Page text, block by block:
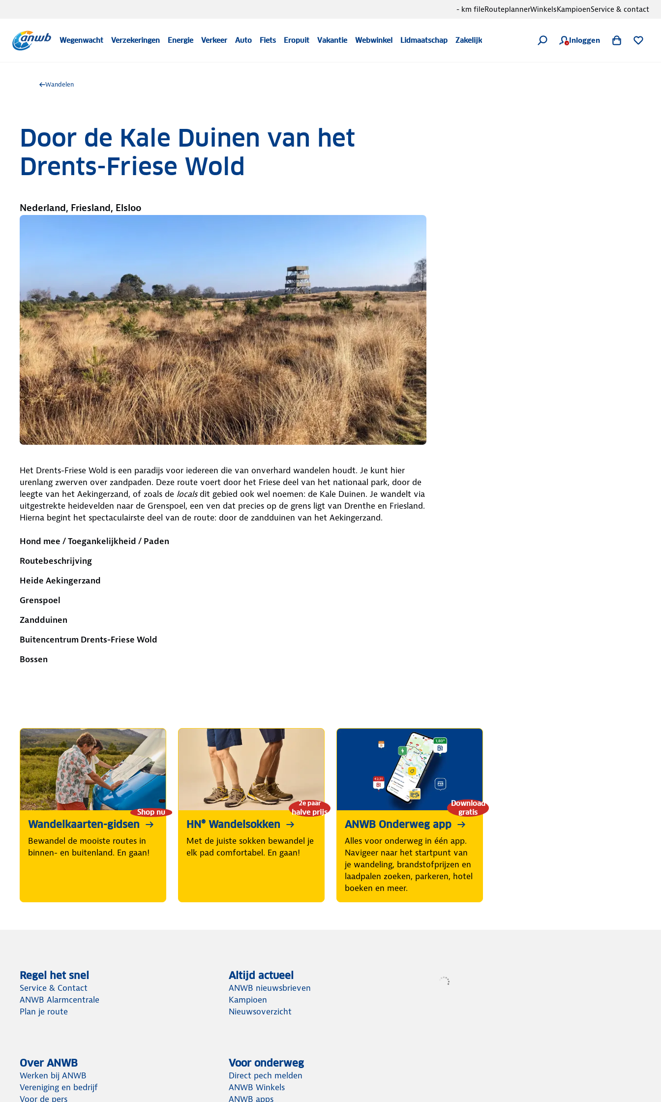
Wegenwacht Verzekeringen Energie Verkeer Auto Fiets Eropuit Vakantie Webwinkel Lidmaatschap Zakelijk Inloggen
- km fileRouteplannerWinkelsKampioenService & contact
Wandelen
Door de Kale Duinen van het
Drents-Friese Wold
Nederland, Friesland, Elsloo
Het Drents-Friese Wold is een paradijs voor iedereen die van onverhard wandelen houdt. Je kunt hier
urenlang zwerven over zandpaden. Deze route voert door het Friese deel van het nationaal park, door de
leegte van het Aekingerzand, of zoals de localsdit gebied ook wel noemen: de Kale Duinen. Je wandelt via
uitgestrekte heidevelden naar de Grenspoel, een ven dat precies op de grens ligt van Drenthe en Friesland.
Hierna begint het spectaculairste deel van de route: door de zandduinen van het Aekingerzand.
Hond mee / Toegankelijkheid / Paden
Routebeschrijving
Heide Aekingerzand
Grenspoel
Zandduinen
Buitencentrum Drents-Friese Wold
Bossen
Shop nu
Wandelkaarten-gidsen
Bewandel de mooiste routes in
binnen- en buitenland. En gaan!
2e paar
halve prijs
HN® Wandelsokken
Met de juiste sokken bewandel je
elk pad comfortabel. En gaan!
Download
gratis
ANWB Onderweg app
Alles voor onderweg in één app.
Navigeer naar het startpunt van
je wandeling, brandstofprijzen en
laadpalen zoeken, parkeren, hotel
boeken en meer.
Regel het snel
Service & Contact
ANWB Alarmcentrale
Plan je route
Altijd actueel
ANWB nieuwsbrieven
Kampioen
Nieuwsoverzicht
Over ANWB
Werken bij ANWB
Vereniging en bedrijf
Voor de pers
Voor onderweg
Direct pech melden
ANWB Winkels
ANWB apps